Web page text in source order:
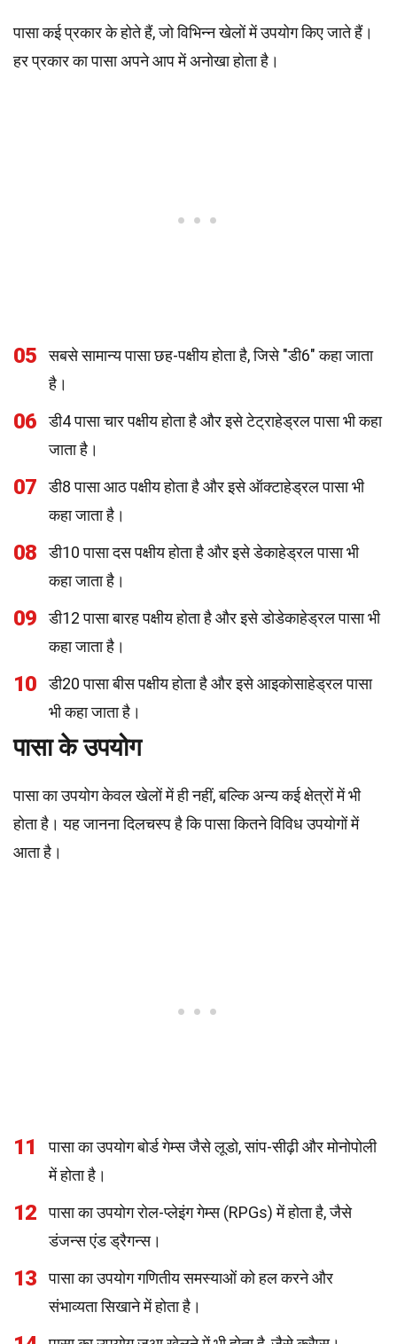
पासा कई प्रकार के होते हैं, जो विभिन्न खेलों में उपयोग किए जाते हैं।
हर प्रकार का पासा अपने आप में अनोखा होता है।
05
सबसे सामान्य पासा छह-पक्षीय होता है, जिसे "डी6" कहा जाता
है।
06
डी4 पासा चार पक्षीय होता है और इसे टेट्राहेड्रल पासा भी कहा
जाता है।
07
डी8 पासा आठ पक्षीय होता है और इसे ऑक्टाहेड्रल पासा भी
कहा जाता है।
08
डी10 पासा दस पक्षीय होता है और इसे डेकाहेड्रल पासा भी
कहा जाता है।
09
डी12 पासा बारह पक्षीय होता है और इसे डोडेकाहेड्रल पासा भी
कहा जाता है।
10
डी20 पासा बीस पक्षीय होता है और इसे आइकोसाहेड्रल पासा
भी कहा जाता है।
पासा के उपयोग
पासा का उपयोग केवल खेलों में ही नहीं, बल्कि अन्य कई क्षेत्रों में भी
होता है। यह जानना दिलचस्प है कि पासा कितने विविध उपयोगों में
आता है।
11
पासा का उपयोग बोर्ड गेम्स जैसे लूडो, सांप-सीढ़ी और मोनोपोली
में होता है।
12
पासा का उपयोग रोल-प्लेइंग गेम्स (RPGs) में होता है, जैसे
डंजन्स एंड ड्रैगन्स।
13
पासा का उपयोग गणितीय समस्याओं को हल करने और
संभाव्यता सिखाने में होता है।